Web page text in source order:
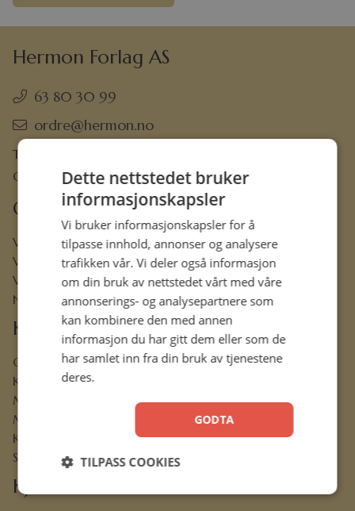
Hermon Forlag AS
63 80 30 99
ordre@hermon.no
Trondheimsveien 50 C, 2007 Kjeller
Org.nr. 889 204 982
Om oss
Vår visjon
Vår historie
Vårt ansvar
Nettbibel
Kundeservice
Ofte stilte spørsmål
Kontaktskjema
Min konto
Menighetsrabatt
Kjøpsbetingelser
Sikkerhet og personvern
Kjekt å vite
Dette nettstedet bruker
informasjonskapsler
Vi bruker informasjonskapsler for å
tilpasse innhold, annonser og analysere
trafikken vår. Vi deler også informasjon
om din bruk av nettstedet vårt med våre
annonserings- og analysepartnere som
kan kombinere den med annen
informasjon du har gitt dem eller som de
har samlet inn fra din bruk av tjenestene
deres.
GODTA
TILPASS COOKIES